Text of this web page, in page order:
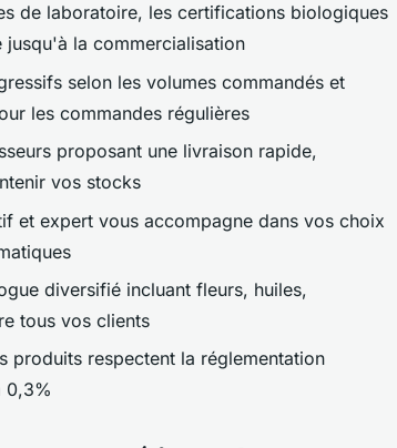
de laboratoire, les certifications biologiques
la commercialisation
selon les volumes commandés et
les commandes régulières
proposant une livraison rapide,
vos stocks
et expert vous accompagne dans vos choix
diversifié incluant fleurs, huiles,
tous vos clients
produits respectent la réglementation
0,3%